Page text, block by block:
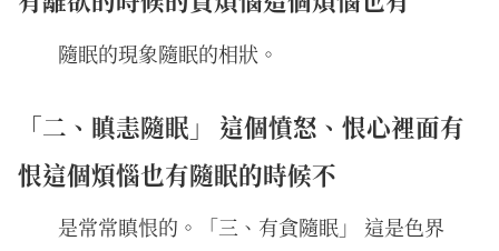
隨眠的現象隨眠的相狀。
「二、瞋恚隨眠」 這個憤怒、恨心裡面有
恨這個煩惱也有隨眠的時候不
是常常瞋恨的。「三、有貪隨眠」 這是色界